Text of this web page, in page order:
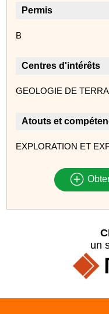
Permis
B
Centres d'intérêts
GEOLOGIE DE
Atouts et
EXPLORATION ET
un